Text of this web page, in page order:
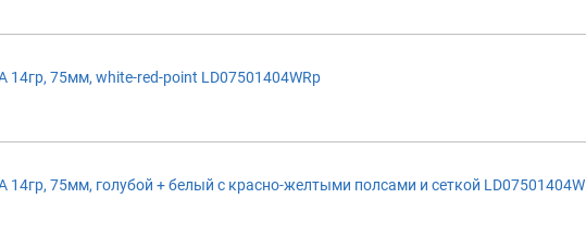
75мм, white-red-point LD07501404WRp
75мм, голубой + белый с красно-желтыми полсами и сеткой LD07501404W